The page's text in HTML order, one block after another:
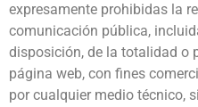
expresamente prohibidas la
comunicación pública,
disposición, de la totalidad o
página web, con fines
por cualquier medio técnico,